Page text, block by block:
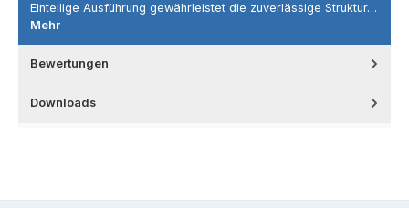
Einteilige Ausführung gewährleistet die zuverlässige Struktur…
Mehr
Bewertungen
Downloads